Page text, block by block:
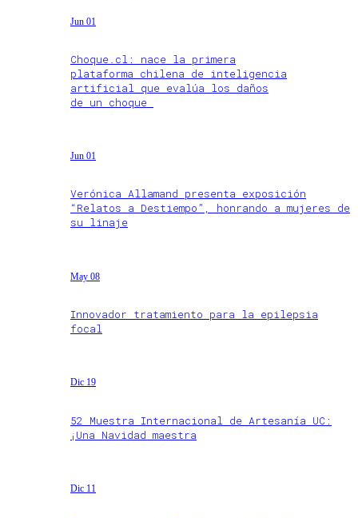
Jun 01
Choque.cl: nace la primera
plataforma chilena de inteligencia
artificial que evalúa los daños
de un choque
Jun 01
Verónica Allamand presenta exposición
“Relatos a Destiempo”, honrando a mujeres de
su linaje
May 08
Innovador tratamiento para la epilepsia
focal
Dic 19
52 Muestra Internacional de Artesanía UC:
¡Una Navidad maestra
Dic 11